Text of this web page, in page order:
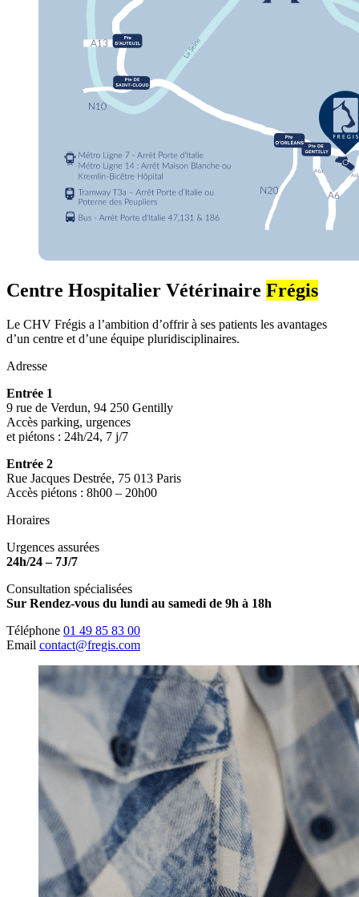
Centre Hospitalier Vétérinaire Frégis
Le CHV Frégis a l’ambition d’offrir à ses patients les avantages
d’un centre et d’une équipe pluridisciplinaires.
Adresse
Entrée 1
9 rue de Verdun, 94 250 Gentilly
Accès parking, urgences
et piétons : 24h/24, 7 j/7
Entrée 2
Rue Jacques Destrée, 75 013 Paris
Accès piétons : 8h00 – 20h00
Horaires
Urgences assurées
24h/24 – 7J/7
Consultation spécialisées
Sur Rendez-vous du lundi au samedi de 9h à 18h
Téléphone 01 49 85 83 00
Email contact@fregis.com